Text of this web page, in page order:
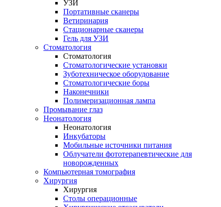
УЗИ
Портативные сканеры
Ветиринария
Стационарные сканеры
Гель для УЗИ
Стоматология
Стоматология
Стоматологические установки
Зуботехническое оборудование
Стоматологические боры
Наконечники
Полимеризационная лампа
Промывание глаз
Неонатология
Неонатология
Инкубаторы
Мобильные источники питания
Облучатели фототерапевтические для
новорожденных
Компьютерная томография
Хирургия
Хирургия
Столы операционные